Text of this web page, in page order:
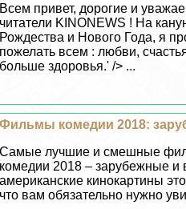
Всем привет, дорогие и
читатели KINONEWS ! На
Рождества и Нового Года, я
пожелать всем : любви,
больше здоровья.' /> ...
Фильмы комедии 2018:
Самые лучшие и смешные
комедии 2018 – зарубежные и
американские кинокартины
что вам обязательно нужно